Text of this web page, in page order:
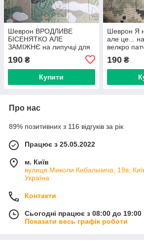
Шеврон ВРОДЛИВЕ
БІСЕНЯТКО АЛЕ
ЗАМІЖНЄ на липучці для
190 ₴
Купити
Шеврон Я
але це...
велкро
190₴
Про нас
89% позитивних з 116 відгуків за рік
Працює з 25.05.2022
м. Київ
вулиця Миколи Кибальчича, 19в,
Україна
Контакти
Сьогодні працює з 08:00 до 19:00
Показати весь графік роботи